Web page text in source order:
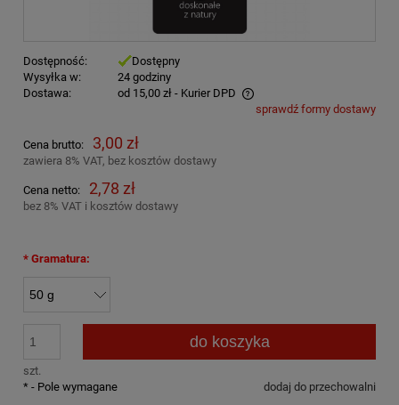
Dostępność:
Dostępny
Wysyłka w:
24 godziny
Dostawa:
od 15,00 zł - Kurier DPD
Cena nie zawiera ewentualnych kosztów płatnościsprawdź formy dostawy
Cena brutto: 3,00 zł
zawiera 8% VAT, bez kosztów dostawy
Cena netto: 2,78 zł
bez 8% VAT i kosztów dostawy
* Gramatura:
szt.
do koszyka
dodaj do przechowalni
* - Pole wymagane